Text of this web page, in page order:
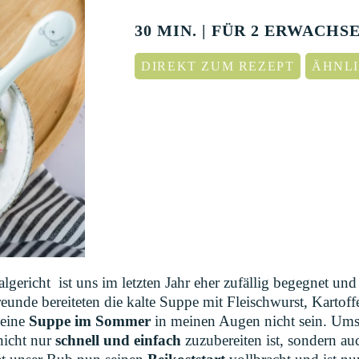
30 MIN. | FÜR 2
DIREKT ZUM REZEPT
ist uns im letzten Jahr eher zufällig begegnet
bereiteten die kalte Suppe mit Fleischwurst,
Suppe im Sommer in meinen Augen nicht sein.
nurschnell und einfach zuzubereiten ist, sondern